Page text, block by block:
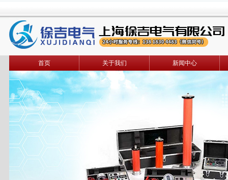
首页 关于我们 新闻中心